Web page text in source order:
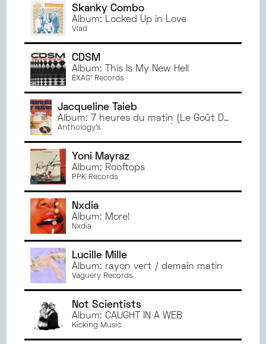
Skanky Combo
Album: Locked Up in Love
Vlad
CDSM
Album: This Is My New Hell
EXAG' Records
Jacqueline Taieb
Album: 7 heures du matin (Le Goût Du
Son / Mikeandtess Remix)
Anthology's
Yoni Mayraz
Album: Rooftops
PPK Records
Nxdia
Album: More!
Nxdia
Lucille Mille
Album: rayon vert / demain matin
Vaguery Records
Not Scientists
Album: CAUGHT IN A WEB
Kicking Music